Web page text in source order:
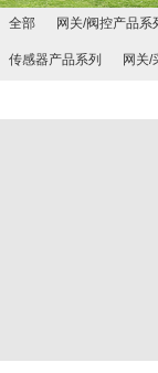
全部 网关/阀控产品系
传感器产品系列 网关/